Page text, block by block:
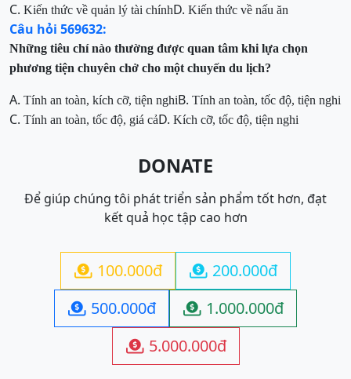
C. Kiến thức về quản lý tài chínhD. Kiến thức về nấu ăn
Câu hỏi 569632:
Những tiêu chí nào thường được quan tâm khi lựa chọn
phương tiện chuyên chở cho một chuyến du lịch?
A. Tính an toàn, kích cỡ, tiện nghiB. Tính an toàn, tốc độ, tiện nghi
C. Tính an toàn, tốc độ, giá cảD. Kích cỡ, tốc độ, tiện nghi
DONATE
Để giúp chúng tôi phát triển sản phẩm tốt hơn, đạt
kết quả học tập cao hơn
 100.000đ  200.000đ
 500.000đ  1.000.000đ
 5.000.000đ